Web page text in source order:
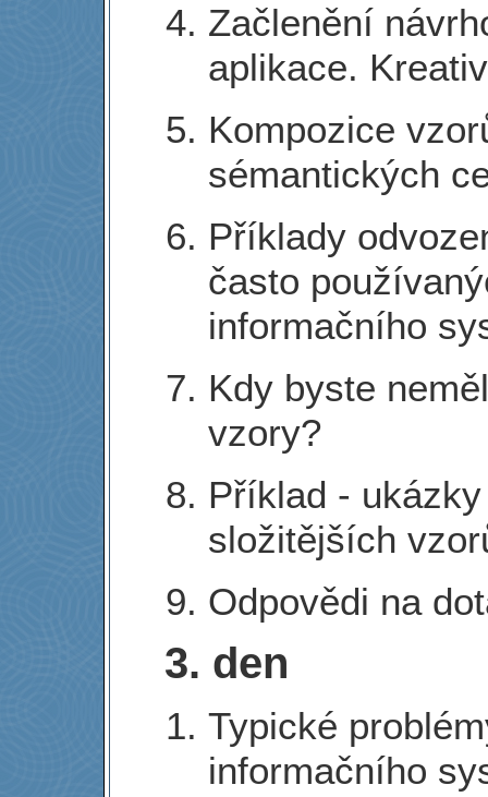
Začlenění
aplikace.
Kompozice
sémantických
Příklady
často
informačního
Kdy byste
vzory?
Příklad -
složitějších
Odpovědi na
3. den
Typické
informačního